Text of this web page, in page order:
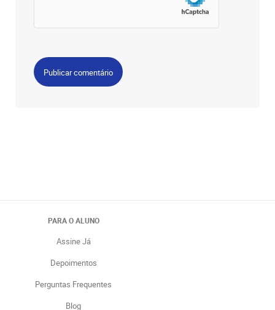
PARA O ALUNO
Assine Já
Depoimentos
Perguntas Frequentes
Blog